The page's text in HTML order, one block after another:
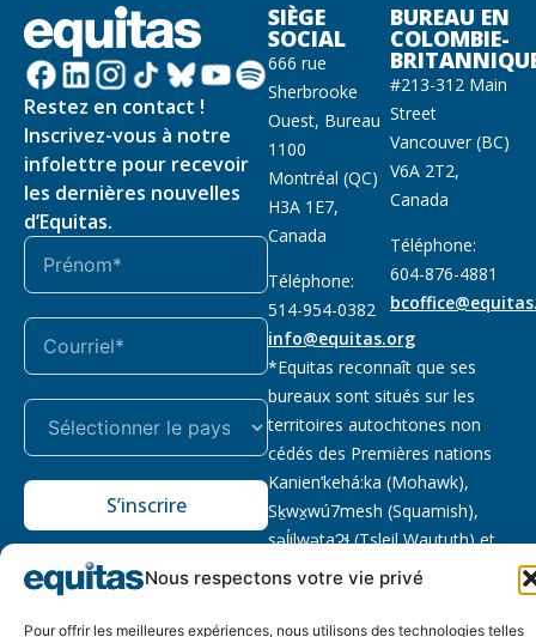
Nous respectons votre vie privé
Pour offrir les meilleures expériences, nous utilisons des technologies telles
Restez en contact !
Inscrivez-vous à notre
infolettre pour recevoir
les dernières nouvelles
d’Equitas.
S’inscrire
SIÈGE
SOCIAL
666 rue
Sherbrooke
Ouest, Bureau
1100
Montréal (QC)
H3A 1E7,
Canada
Téléphone:
514-954-0382
info@equitas.org
BUREAU EN
COLOMBIE-
#213-312 Main
Street
Vancouver (BC)
V6A 2T2,
Canada
Téléphone:
604-876-4881
*Equitas reconnaît que ses
bureaux sont situés sur les
territoires autochtones non
cédés des Premières nations
Kanien’kehá:ka (Mohawk),
Sḵwx̱wú7mesh (Squamish),
səl̓ilwətaɁɬ (Tsleil Waututh) et
xwməθkwəy̓əm (Musqueam).